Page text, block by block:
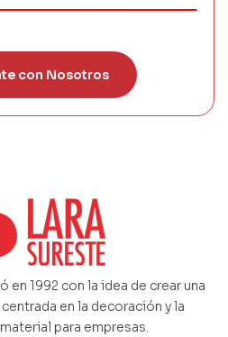
con Nosotros
en 1992 con la idea de crear una
en la decoración y la
para empresas.